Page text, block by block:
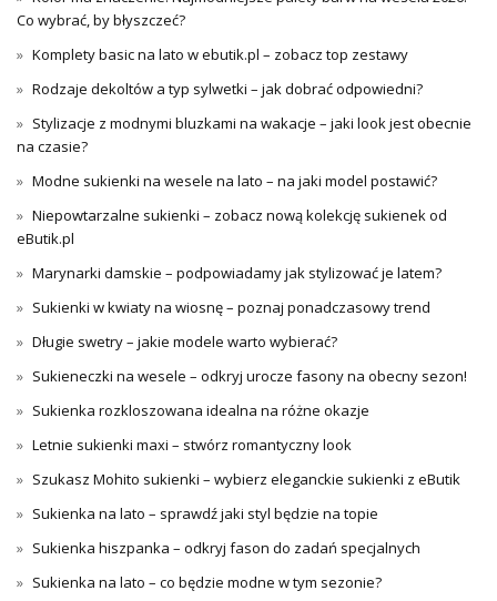
Co wybrać, by błyszczeć?
Komplety basic na lato w ebutik.pl – zobacz top zestawy
Rodzaje dekoltów a typ sylwetki – jak dobrać odpowiedni?
Stylizacje z modnymi bluzkami na wakacje – jaki look jest obecnie
na czasie?
Modne sukienki na wesele na lato – na jaki model postawić?
Niepowtarzalne sukienki – zobacz nową kolekcję sukienek od
eButik.pl
Marynarki damskie – podpowiadamy jak stylizować je latem?
Sukienki w kwiaty na wiosnę – poznaj ponadczasowy trend
Długie swetry – jakie modele warto wybierać?
Sukieneczki na wesele – odkryj urocze fasony na obecny sezon!
Sukienka rozkloszowana idealna na różne okazje
Letnie sukienki maxi – stwórz romantyczny look
Szukasz Mohito sukienki – wybierz eleganckie sukienki z eButik
Sukienka na lato – sprawdź jaki styl będzie na topie
Sukienka hiszpanka – odkryj fason do zadań specjalnych
Sukienka na lato – co będzie modne w tym sezonie?